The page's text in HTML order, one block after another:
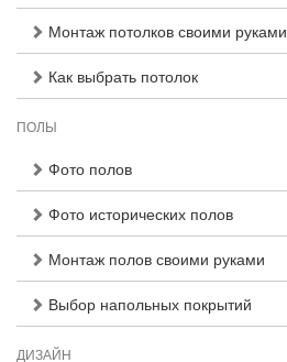
Монтаж потолков своими руками
Как выбрать потолок
ПОЛЫ
Фото полов
Фото исторических полов
Монтаж полов своими руками
Выбор напольных покрытий
ДИЗАЙН